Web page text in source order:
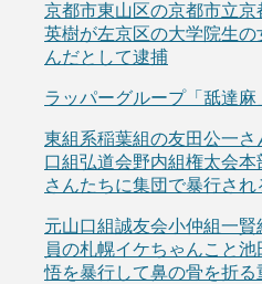
京都市東山区の京都市立
英樹が左京区の大学院生
んだとして逮捕
ラッパーグループ「舐達
東組系稲葉組の友田公一
口組弘道会野内組権太会
さんたちに集団で暴行され
元山口組誠友会小仲組一
員の札幌イケちゃんこと
悟を暴行して鼻の骨を折